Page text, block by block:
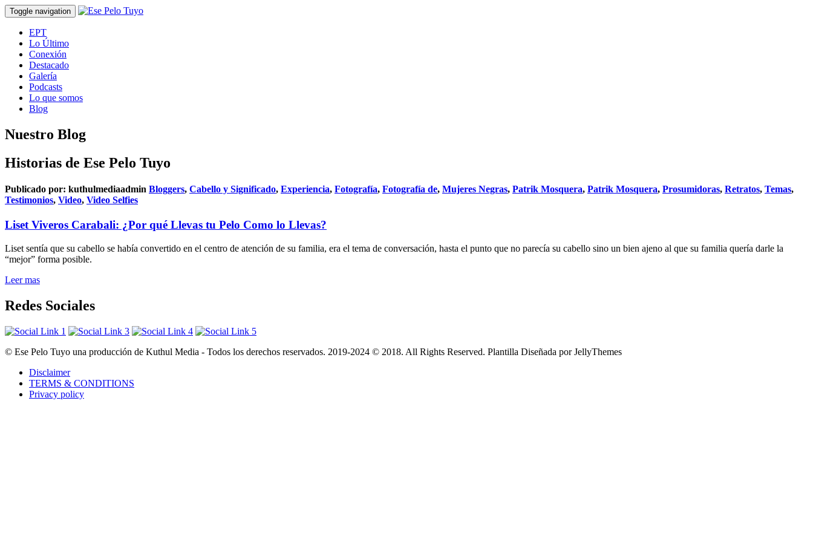
Toggle navigation
EPT
Lo Último
Conexión
Destacado
Galería
Podcasts
Lo que somos
Blog
Nuestro Blog
Historias de Ese Pelo Tuyo
Publicado por: kuthulmediaadmin Bloggers, Cabello y Significado, Experiencia, Fotografía, Fotografía de, Mujeres Negras, Patrik Mosquera, Patrik Mosquera, Prosumidoras, Retratos, Temas,
Testimonios, Video, Video Selfies
Liset Viveros Carabali: ¿Por qué Llevas tu Pelo Como lo Llevas?
Liset sentía que su cabello se había convertido en el centro de atención de su familia, era el tema de conversación, hasta el punto que no parecía su cabello sino un bien ajeno al que su familia quería darle la
“mejor” forma posible.
Leer mas
Redes Sociales
© Ese Pelo Tuyo una producción de Kuthul Media - Todos los derechos reservados. 2019-2024 © 2018. All Rights Reserved. Plantilla Diseñada por JellyThemes
Disclaimer
TERMS & CONDITIONS
Privacy policy